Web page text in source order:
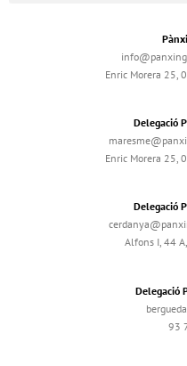
Enric Morera 25,
Delegació
Enric Morera 25,
Delegació
Alfons I, 44
Delegació
93